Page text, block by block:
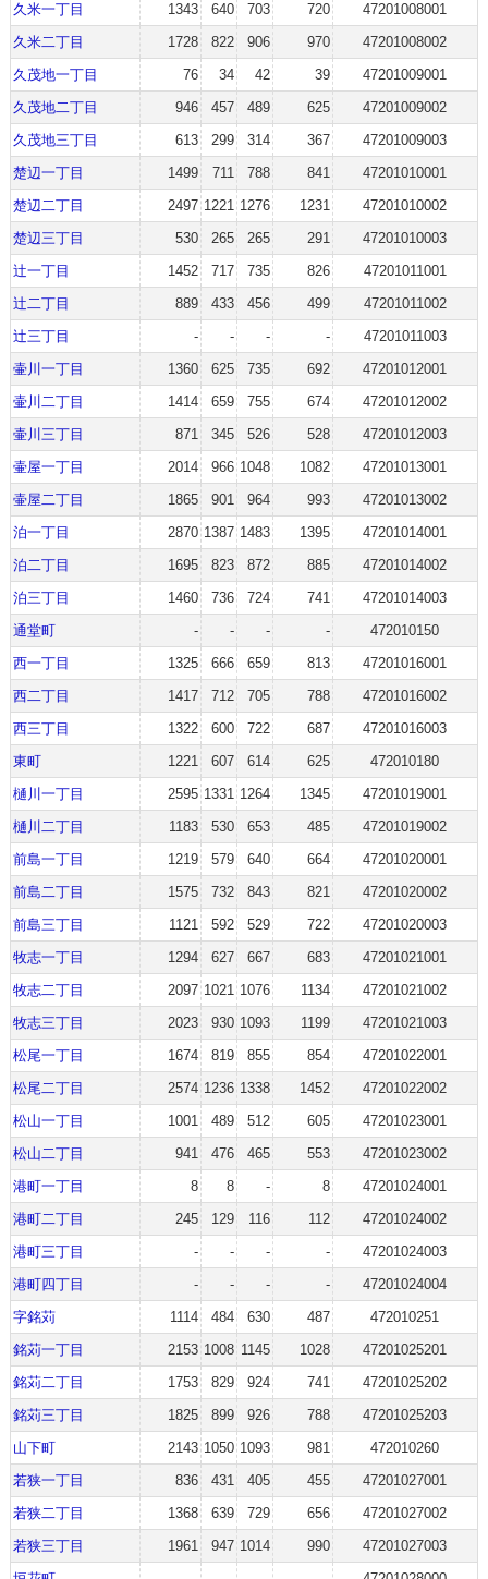
久米一丁目
1343 640 703 720
47201008001
久米二丁目
1728 822 906 970
47201008002
久茂地一丁目
76 34 42 39
47201009001
久茂地二丁目
946 457 489 625
47201009002
久茂地三丁目
613 299 314 367
47201009003
楚辺一丁目
1499 711 788 841
47201010001
楚辺二丁目
2497 1221 1276 1231
47201010002
楚辺三丁目
530 265 265 291
47201010003
辻一丁目
1452 717 735 826
47201011001
辻二丁目
889 433 456 499
47201011002
辻三丁目
- - - -
47201011003
壷川一丁目
1360 625 735 692
47201012001
壷川二丁目
1414 659 755 674
47201012002
壷川三丁目
871 345 526 528
47201012003
壷屋一丁目
2014 966 1048 1082
47201013001
壷屋二丁目
1865 901 964 993
47201013002
泊一丁目
2870 1387 1483 1395
47201014001
泊二丁目
1695 823 872 885
47201014002
泊三丁目
1460 736 724 741
47201014003
通堂町
- - - -
472010150
西一丁目
1325 666 659 813
47201016001
西二丁目
1417 712 705 788
47201016002
西三丁目
1322 600 722 687
47201016003
東町
1221 607 614 625
472010180
樋川一丁目
2595 1331 1264 1345
47201019001
樋川二丁目
1183 530 653 485
47201019002
前島一丁目
1219 579 640 664
47201020001
前島二丁目
1575 732 843 821
47201020002
前島三丁目
1121 592 529 722
47201020003
牧志一丁目
1294 627 667 683
47201021001
牧志二丁目
2097 1021 1076 1134
47201021002
牧志三丁目
2023 930 1093 1199
47201021003
松尾一丁目
1674 819 855 854
47201022001
松尾二丁目
2574 1236 1338 1452
47201022002
松山一丁目
1001 489 512 605
47201023001
松山二丁目
941 476 465 553
47201023002
港町一丁目
8 8 - 8
47201024001
港町二丁目
245 129 116 112
47201024002
港町三丁目
- - - -
47201024003
港町四丁目
- - - -
47201024004
字銘苅
1114 484 630 487
472010251
銘苅一丁目
2153 1008 1145 1028
47201025201
銘苅二丁目
1753 829 924 741
47201025202
銘苅三丁目
1825 899 926 788
47201025203
山下町
2143 1050 1093 981
472010260
若狭一丁目
836 431 405 455
47201027001
若狭二丁目
1368 639 729 656
47201027002
若狭三丁目
1961 947 1014 990
47201027003